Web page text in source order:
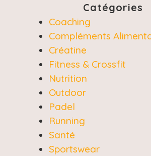
Catégories
Coaching
Compléments
Créatine
Fitness & Crossfit
Nutrition
Outdoor
Padel
Running
Santé
Sportswear